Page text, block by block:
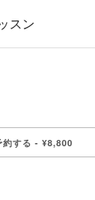
スン